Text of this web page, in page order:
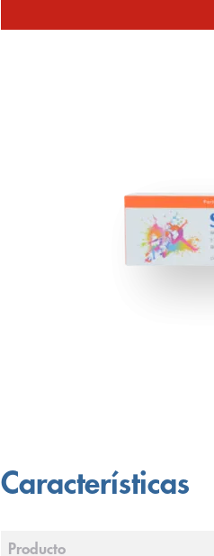
Características
Producto